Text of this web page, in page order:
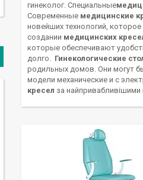
гинеколог. Специальные
Современные медицинские
новейших технологий,
создании медицинских
которые обеспечивают
долго. Гинекологические
родильных домов. Они могут
модели механические и с
кресел за найпривабливішими